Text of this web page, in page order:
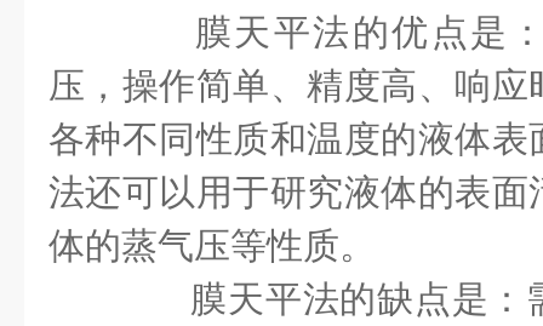
膜天平法的优点是：
压，操作简单、精度高、响
各种不同性质和温度的液体
法还可以用于研究液体的表
体的蒸气压等性质。
膜天平法的缺点是：